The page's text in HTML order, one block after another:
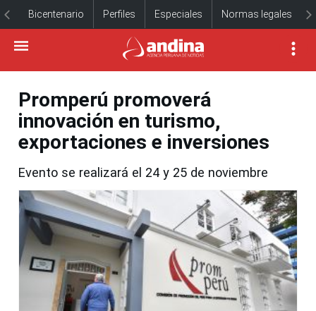
Bicentenario Perfiles Especiales Normas legales
Promperú promoverá
innovación en turismo,
exportaciones e inversiones
Evento se realizará el 24 y 25 de noviembre